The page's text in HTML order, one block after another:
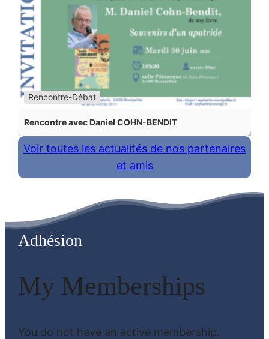
Rencontre-Débat
Rencontre avec Daniel COHN-BENDIT
Voir toutes les actualités de nos partenaires
et amis
Adhésion
My Memberships
You do not have an active membership.